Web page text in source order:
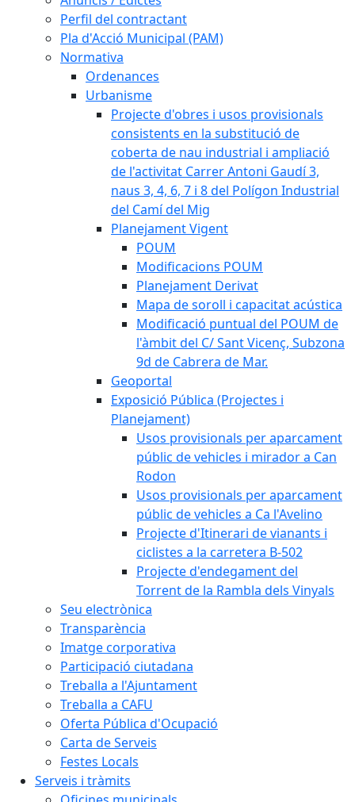
Perfil del contractant
Pla d'Acció Municipal (PAM)
Normativa
Ordenances
Urbanisme
Projecte d'obres i usos provisionals
consistents en la substitució de
coberta de nau industrial i ampliació
de l'activitat Carrer Antoni Gaudí 3,
naus 3, 4, 6, 7 i 8 del Polígon Industrial
del Camí del Mig
Planejament Vigent
POUM
Modificacions POUM
Planejament Derivat
Mapa de soroll i capacitat acústica
Modificació puntual del POUM de
l'àmbit del C/ Sant Vicenç, Subzona
9d de Cabrera de Mar.
Geoportal
Exposició Pública (Projectes i
Planejament)
Usos provisionals per aparcament
públic de vehicles i mirador a Can
Rodon
Usos provisionals per aparcament
públic de vehicles a Ca l'Avelino
Projecte d'Itinerari de vianants i
ciclistes a la carretera B-502
Projecte d'endegament del
Torrent de la Rambla dels Vinyals
Seu electrònica
Transparència
Imatge corporativa
Participació ciutadana
Treballa a l'Ajuntament
Treballa a CAFU
Oferta Pública d'Ocupació
Carta de Serveis
Festes Locals
Serveis i tràmits